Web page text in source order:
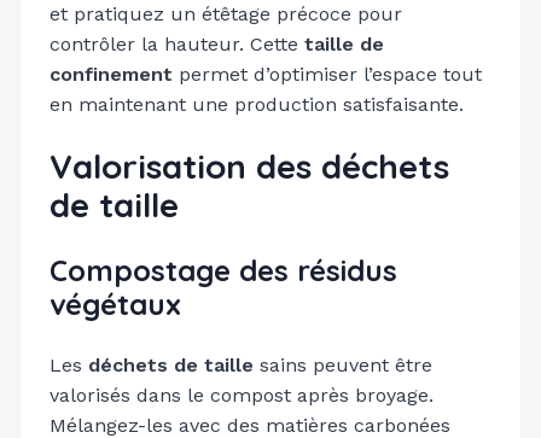
et pratiquez un étêtage précoce pour
contrôler la hauteur. Cette taille de
confinement permet d’optimiser l’espace tout
en maintenant une production satisfaisante.
Valorisation des déchets
de taille
Compostage des résidus
végétaux
Les déchets de taille sains peuvent être
valorisés dans le compost après broyage.
Mélangez-les avec des matières carbonées